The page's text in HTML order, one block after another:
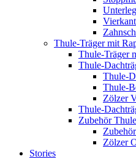
Thule-Träger mit
Thule-Träger
Thule-
Thule-
Thule-
Zölzer
Thule-
Zubehör
Zölzer
Stories